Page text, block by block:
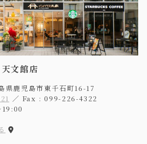
文館店
県鹿児島市東千石町16-17
／ Fax : 099-226-4322